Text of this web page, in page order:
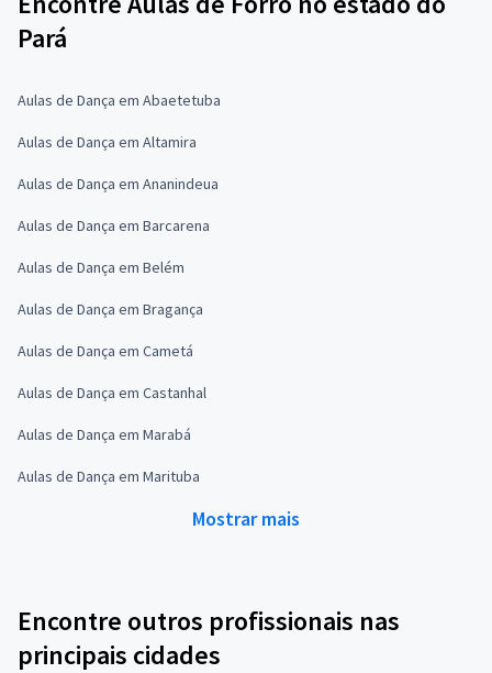
Pará
Aulas de Dança em Abaetetuba
Aulas de Dança em Altamira
Aulas de Dança em Ananindeua
Aulas de Dança em Barcarena
Aulas de Dança em Belém
Aulas de Dança em Bragança
Aulas de Dança em Cametá
Aulas de Dança em Castanhal
Aulas de Dança em Marabá
Aulas de Dança em Marituba
Mostrar mais
Encontre outros profissionais nas
principais cidades